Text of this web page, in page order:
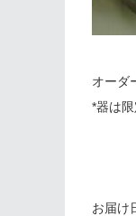
オーダ
*器は
お届け